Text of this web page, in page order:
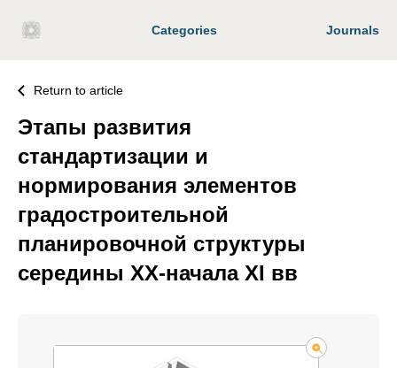
Categories Journals
Return to article
Этапы развития
стандартизации и
нормирования элементов
градостроительной
планировочной структуры
середины XX-начала ХI вв